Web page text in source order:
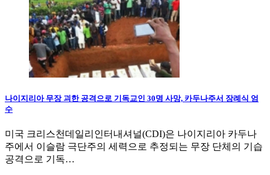
나이지리아 무장 괴한 공격으로 기독교인 30명 사망, 카두나주서 장례식 엄
수
미국 크리스천데일리인터내셔널(CDI)은 나이지리아 카두나
주에서 이슬람 극단주의 세력으로 추정되는 무장 단체의 기습
공격으로 기독…